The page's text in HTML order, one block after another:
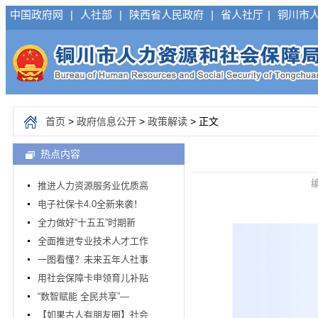
中国政府网 | 人社部 | 陕西省人民政府 | 省人社厅 | 铜川市
首页 > 政府信息公开 > 政策解读 > 正文
热点内容
推进人力资源服务业优质高
电子社保卡4.0全新来袭！
全力做好“十五五”时期新
全面推进专业技术人才工作
一图看懂？未来五年人社事
用社会保障卡申领育儿补贴
“数智赋能 全民共享”—
【如果古人有朋友圈】社会